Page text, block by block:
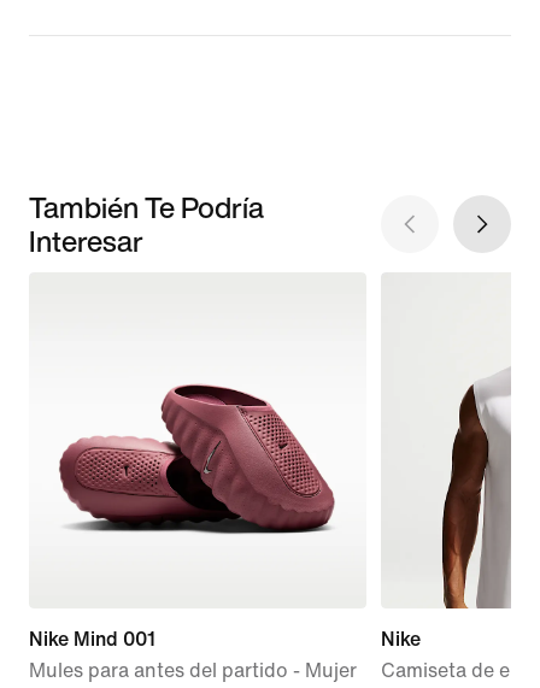
También Te Podría
Interesar
Nike Mind 001
Mules para antes del partido - Mujer
Nike
Camiseta de